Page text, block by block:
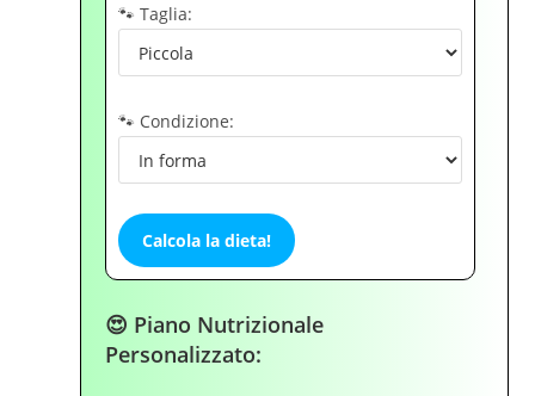
🐾 Taglia:
🐾 Condizione:
Calcola la dieta!
😍 Piano Nutrizionale
Personalizzato: